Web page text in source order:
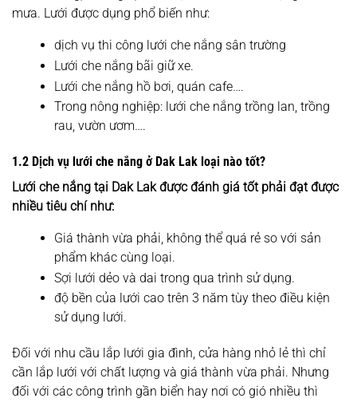
mưa. Lưới được dụng phổ biến như:
dịch vụ thi công lưới che nắng sân trường
Lưới che nắng bãi giữ xe.
Lưới che nắng hồ bơi, quán cafe….
Trong nông nghiệp: lưới che nắng trồng lan, trồng
rau, vườn ươm….
1.2 Dịch vụ lưới che nắng ở Dak Lak loại nào tốt?
Lưới che nắng tại Dak Lak được đánh giá tốt phải đạt được
nhiều tiêu chí như:
Giá thành vừa phải, không thể quá rẻ so với sản
phẩm khác cùng loại.
Sợi lưới dẻo và dai trong qua trình sử dụng.
độ bền của lưới cao trên 3 năm tùy theo điều kiện
sử dụng lưới.
Đối với nhu cầu lắp lưới gia đình, cửa hàng nhỏ lẻ thì chỉ
cần lắp lưới với chất lượng và giá thành vừa phải. Nhưng
đối với các công trình gần biển hay nơi có gió nhiều thì